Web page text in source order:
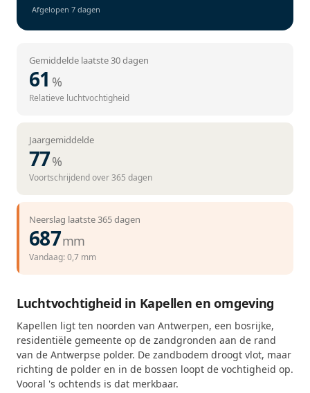
Afgelopen 7 dagen
Gemiddelde laatste 30 dagen
61 %
Relatieve luchtvochtigheid
Jaargemiddelde
77%
Voortschrijdend over 365 dagen
Neerslag laatste 365 dagen
687mm
Vandaag: 0,7 mm
Luchtvochtigheid in Kapellen en omgeving
Kapellen ligt ten noorden van Antwerpen, een bosrijke,
residentiële gemeente op de zandgronden aan de rand
van de Antwerpse polder. De zandbodem droogt vlot, maar
richting de polder en in de bossen loopt de vochtigheid op.
Vooral 's ochtends is dat merkbaar.